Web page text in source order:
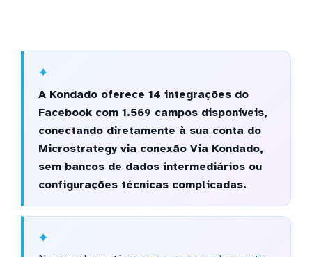
A Kondado oferece 14 integrações do
Facebook com 1.569 campos disponíveis,
conectando diretamente à sua conta do
Microstrategy via conexão Via Kondado,
sem bancos de dados intermediários ou
configurações técnicas complicadas.